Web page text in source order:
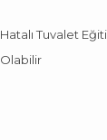
Hatalı Tuvalet
Olabilir